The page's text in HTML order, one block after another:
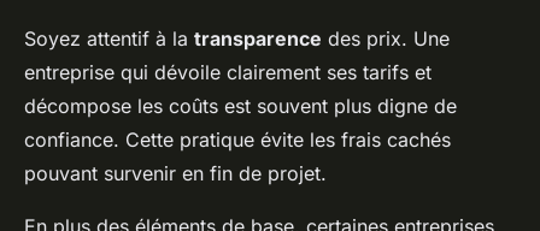
Soyez attentif à la transparence des prix. Une
entreprise qui dévoile clairement ses tarifs et
décompose les coûts est souvent plus digne de
confiance. Cette pratique évite les frais cachés
pouvant survenir en fin de projet.